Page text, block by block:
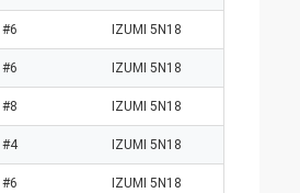
#6 IZUMI 5N18
#6 IZUMI 5N18
#8 IZUMI 5N18
#4 IZUMI 5N18
#6 IZUMI 5N18